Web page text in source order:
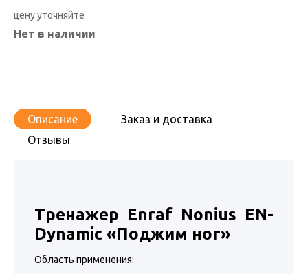
цену уточняйте
Нет в наличии
Описание
Заказ и доставка
Отзывы
Тренажер Enraf Nonius EN-
Dynamic «Поджим ног»
Область применения: